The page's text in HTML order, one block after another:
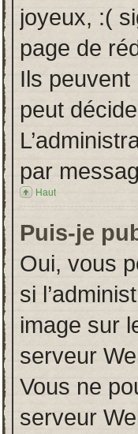
joyeux, :(
page de
Ils
peut
par
Haut
Puis-je
Oui, vous
si
image sur
serveur
Vous ne
serveur